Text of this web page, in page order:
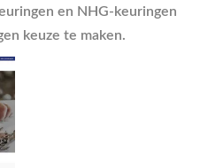
en NHG-keuringen
keuze te maken.